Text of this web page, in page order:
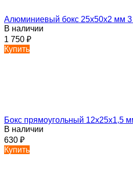
Алюминиевый бокс 25х50х2 мм
В наличии
1 750 ₽
Купить
Бокс прямоугольный 12х25х1,5
В наличии
630 ₽
Купить